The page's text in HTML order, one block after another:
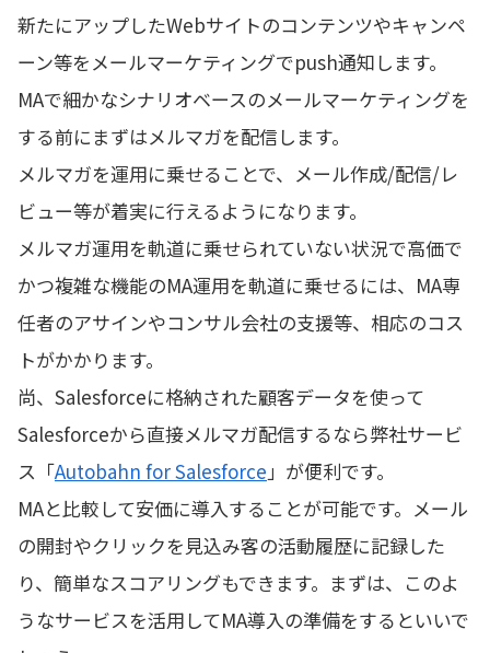
新たにアップしたWebサイトのコンテンツやキャンペ
ーン等をメールマーケティングでpush通知します。
MAで細かなシナリオベースのメールマーケティングを
する前にまずはメルマガを配信します。
メルマガを運用に乗せることで、メール作成/配信/レ
ビュー等が着実に行えるようになります。
メルマガ運用を軌道に乗せられていない状況で高価で
かつ複雑な機能のMA運用を軌道に乗せるには、MA専
任者のアサインやコンサル会社の支援等、相応のコス
トがかかります。
尚、Salesforceに格納された顧客データを使って
Salesforceから直接メルマガ配信するなら弊社サービ
ス「Autobahn for Salesforce 」が便利です。
MAと比較して安価に導入することが可能です。メール
の開封やクリックを見込み客の活動履歴に記録した
り、簡単なスコアリングもできます。まずは、このよ
うなサービスを活用してMA導入の準備をするといいで